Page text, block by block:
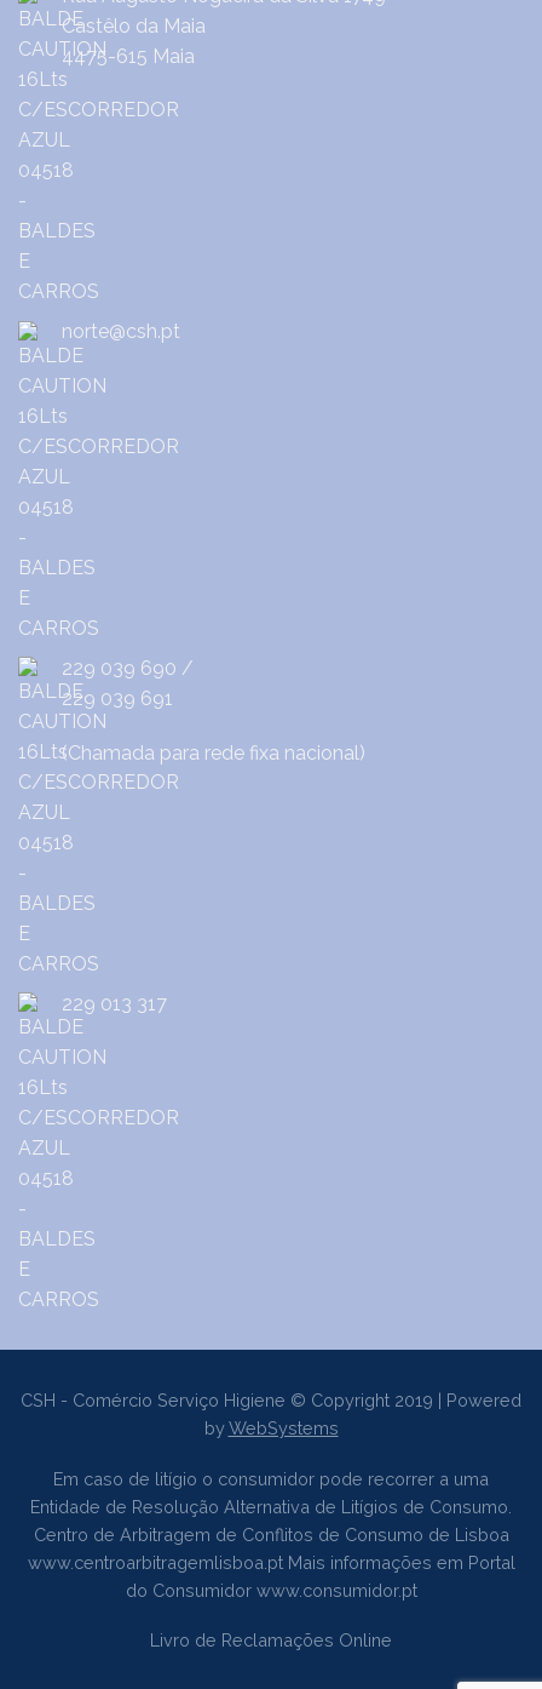
Castêlo da Maia
4475-615 Maia
norte@csh.pt
229 039 690 /
229 039 691
(Chamada para rede fixa nacional)
229 013 317
CSH - Comércio Serviço Higiene © Copyright 2019 | Powered
byWebSystems
Em caso de litígio o consumidor pode recorrer a uma
Entidade de Resolução Alternativa de Litígios de Consumo.
Centro de Arbitragem de Conflitos de Consumo de Lisboa
www.centroarbitragemlisboa.ptMais informações em Portal
do Consumidor www.consumidor.pt
Livro de Reclamações Online